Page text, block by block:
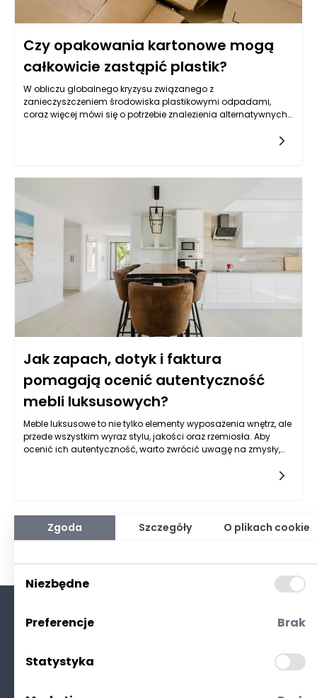
Czy opakowania kartonowe mogą
całkowicie zastąpić plastik?
W obliczu globalnego kryzysu związanego z
zanieczyszczeniem środowiska plastikowymi odpadami,
coraz więcej mówi się o potrzebie znalezienia alternatywnych
odnawialny i biodegradowalny, zdaje się idealnie wpisywać
kartonowych powstaje dziś z surowców wtórnych, co
dodatkowo zmniejsza ich ślad węglowy. Jednak mimo
licznych zalet, całkowite wyeliminowanie plastiku na rzecz
kartonu może być trudne w praktyce. Opakowania muszą
bowiem spełniać szereg wymogów – od trwałości i
odporności na wilgoć, po ochronę produktów w transporcie.
Odpowiedź na pytanie o całkowite zastąpienie plastiku przez
karton nie jest więc jednoznaczna.
Jak zapach, dotyk i faktura
pomagają ocenić autentyczność
mebli luksusowych?
Meble luksusowe to nie tylko elementy wyposażenia wnętrz, ale
przede wszystkim wyraz stylu, jakości oraz rzemiosła. Aby
ocenić ich autentyczność, warto zwrócić uwagę na zmysły,
kluczowe dla każdego, kto pragnie inwestować w prawdziwe,
ekskluzywne meble.
Polityka prywatności
Zgoda Szczegóły O plikach cookie
Niezbędne
Preferencje Brak
Statystyka